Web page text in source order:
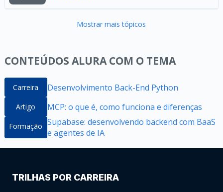
Mostrar mais tópicos
CONTEÚDOS ALURA COM O TEMA
Carreira Desenvolvimento Back-End Python
Artigo MCP: o que é, como funciona e diferenças
Formação Supabase: desenvolvendo backend com BaaS
e agentes de IA
TRILHAS POR CARREIRA